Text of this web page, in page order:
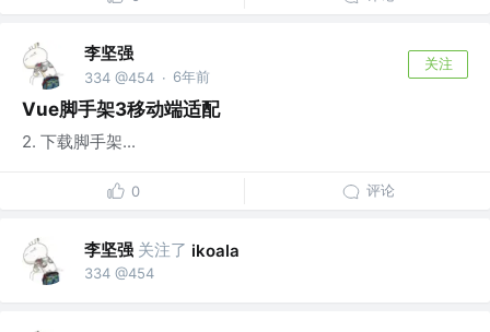
李坚强
334 @454 · 6年前
关注
Vue脚手架3移动端适配
2. 下载脚手架...
0 评论
李坚强 关注了 ikoala
334 @454